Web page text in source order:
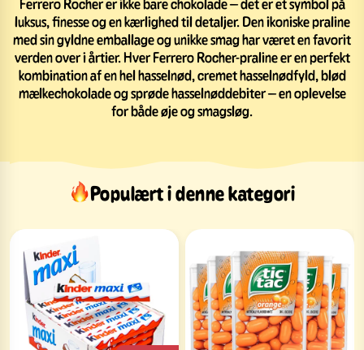
luksus, finesse og en kærlighed til detaljer. Den ikoniske praline
med sin gyldne emballage og unikke smag har været en favorit
verden over i årtier. Hver Ferrero Rocher-praline er en perfekt
kombination af en hel hasselnød, cremet hasselnødfyld, blød
mælkechokolade og sprøde hasselnøddebiter – en oplevelse
for både øje og smagsløg.
Populært i denne kategori